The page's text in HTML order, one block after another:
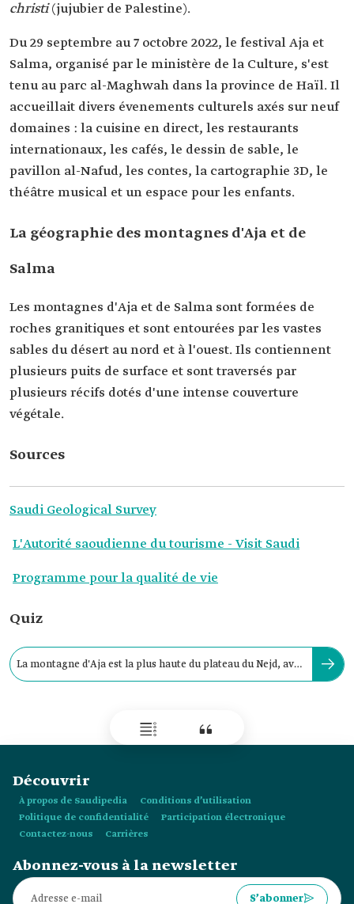
christi(jujubier de Palestine).
Du 29 septembre au 7 octobre 2022, le festival Aja et
Salma, organisé par le ministère de la Culture, s'est
tenu au parc al-Maghwah dans la province de Haïl. Il
accueillait divers évenements culturels axés sur neuf
domaines : la cuisine en direct, les restaurants
internationaux, les cafés, le dessin de sable, le
pavillon al-Nafud, les contes, la cartographie 3D, le
théâtre musical et un espace pour les enfants.
La géographie des montagnes d'Aja et de
Salma
Les montagnes d'Aja et de Salma sont formées de
roches granitiques et sont entourées par les vastes
sables du désert au nord et à l'ouest. Ils contiennent
plusieurs puits de surface et sont traversés par
plusieurs récifs dotés d'une intense couverture
végétale.
Sources
Saudi Geological Survey
L'Autorité saoudienne du tourisme - Visit Saudi
Programme pour la qualité de vie
Quiz
La montagne d'Aja est la plus haute du plateau du Nejd, avec
Découvrir
À propos de Saudipedia
Conditions d’utilisation
Politique de confidentialité
Participation électronique
Contactez-nous
Carrières
Abonnez-vous à la newsletter
S’abonner